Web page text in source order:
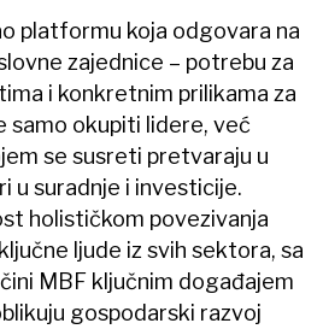
platformu koja odgovara na
zajednice – potrebu za
i konkretnim prilikama za
samo okupiti lidere, već
se susreti pretvaraju u
u suradnje i investicije.
holističkom povezivanja
ljude iz svih sektora, sa
MBF ključnim događajem
gospodarski razvoj